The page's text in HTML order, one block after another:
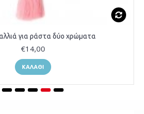
για ράστα δύο χρώματα
€14,00
ΚΑΛΆΘΙ